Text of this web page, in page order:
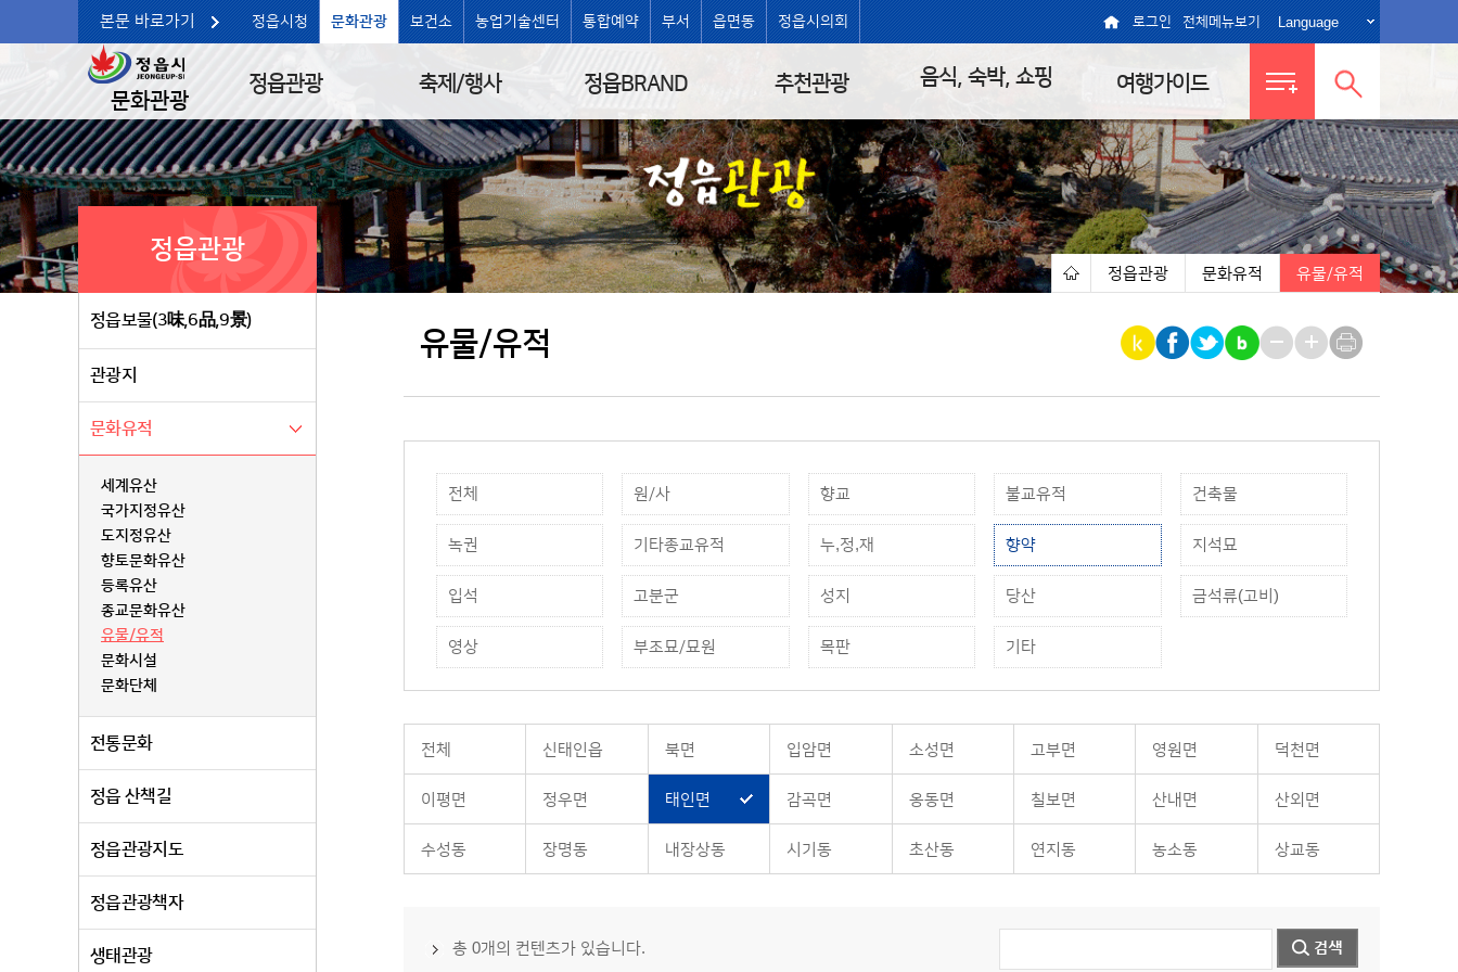
본문 바로가기 정읍시청 문화관광 보건소 농업기술센터 통합예약 부서 읍면동 정읍시의회 로그인 전체메뉴보기 Language
문화관광
정읍관광 축제/행사 정읍BRAND 추천관광 음식, 숙박, 쇼핑 여행가이드
전체메뉴
보기
통합검색
열기
정읍관광
정읍보물(3味,6品,9景)
관광지
문화유적
세계유산
국가지정유산
도지정유산
향토문화유산
등록유산
종교문화유산
유물/유적
문화시설
문화단체
전통문화
정읍 산책길
정읍관광지도
정읍관광책자
생태관광
정읍관광 문화유적 유물/유적
유물/유적
전체 원/사 향교 불교유적 건축물
녹권 기타종교유적 누,정,재 향약 지석묘
입석 고분군 성지 당산 금석류(고비)
영상 부조묘/묘원 목판 기타
전체 신태인읍 북면 입암면 소성면 고부면 영원면 덕천면
이평면 정우면 태인면 감곡면 옹동면 칠보면 산내면 산외면
수성동 장명동 내장상동 시기동 초산동 연지동 농소동 상교동
총 0개의 컨텐츠가 있습니다.